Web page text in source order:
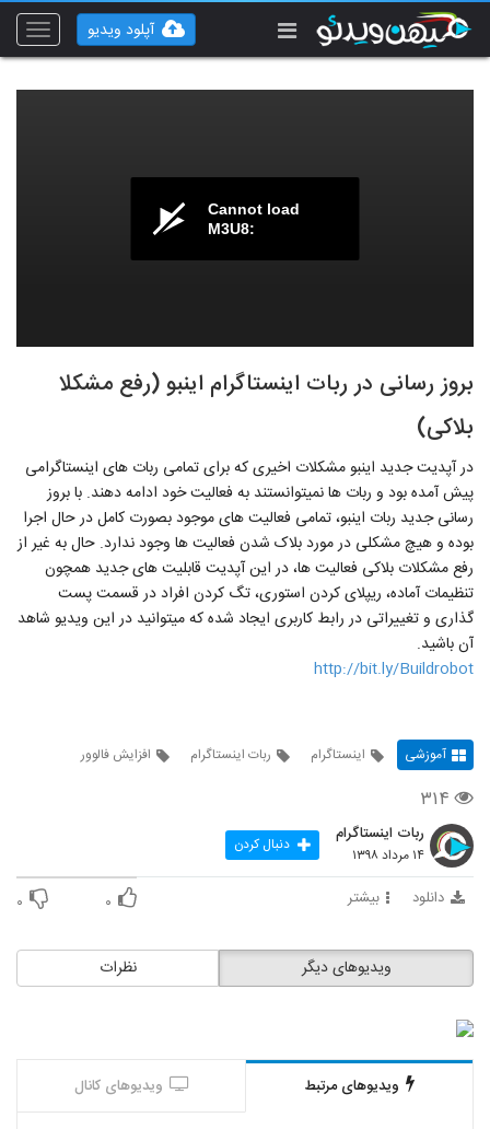
Toggle
آپلود ویدیو
Cannot load
M3U8:
بروز رسانی در ربات اینستاگرام اینبو (رفع مشکلا
بلاکی)
در آپدیت جدید اینبو مشکلات اخیری که برای تمامی ربات های اینستاگرامی
پیش آمده بود و ربات ها نمیتوانستند به فعالیت خود ادامه دهند. با بروز
رسانی جدید ربات اینبو، تمامی فعالیت های موجود بصورت کامل در حال اجرا
بوده و هیچ مشکلی در مورد بلاک شدن فعالیت ها وجود ندارد. حال به غیر از
رفع مشکلات بلاکی فعالیت ها، در این آپدیت قابلیت های جدید همچون
تنظیمات آماده، ریپلای کردن استوری، تگ کردن افراد در قسمت پست
گذاری و تغییراتی در رابط کاربری ایجاد شده که میتوانید در این ویدیو شاهد
آن باشید.
http://bit.ly/Buildrobot
آموزشی اینستاگرام ربات اینستاگرام افزایش فالوور
۳۱۴
ربات اینستاگرام
۱۴ مرداد ۱۳۹۸ دنبال کردن
دانلود بیشتر ۰ ۰
نظرات ویدیوهای دیگر
ویدیوهای مرتبط ویدیوهای کانال